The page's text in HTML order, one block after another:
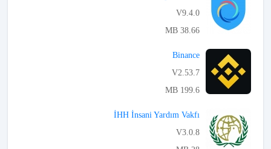
V9.4.0
38.66 MB
Binance
V2.53.7
199.6 MB
İHH İnsani Yardım Vakfı
V3.0.8